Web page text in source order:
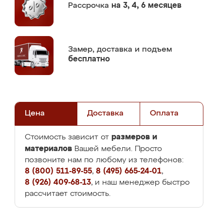
Рассрочка на 3, 4, 6 месяцев
Замер, доставка и подъем
бесплатно
Цена Доставка Оплата
Стоимость зависит от размеров и
материалов Вашей мебели. Просто
позвоните нам по любому из телефонов:
8 (800) 511-89-55, 8 (495) 665-24-01,
8 (926) 409-68-13, и наш менеджер быстро
рассчитает стоимость.